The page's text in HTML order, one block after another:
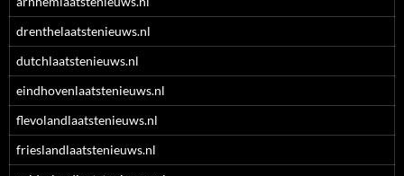
drenthelaatstenieuws.nl
dutchlaatstenieuws.nl
eindhovenlaatstenieuws.nl
flevolandlaatstenieuws.nl
frieslandlaatstenieuws.nl